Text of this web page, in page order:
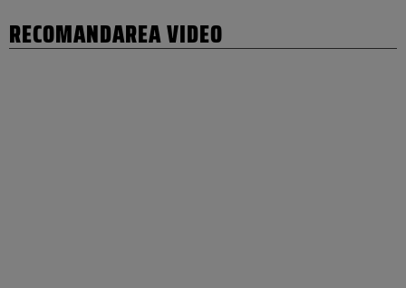
RECOMANDAREA VIDEO